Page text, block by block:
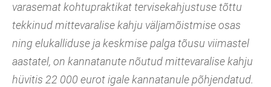
varasemat kohtupraktikat tervisekahjustuse tõttu
tekkinud mittevaralise kahju väljamõistmise osas
ning elukalliduse ja keskmise palga tõusu viimastel
aastatel, on kannatanute nõutud mittevaralise kahju
hüvitis 22 000 eurot igale kannatanule põhjendatud.